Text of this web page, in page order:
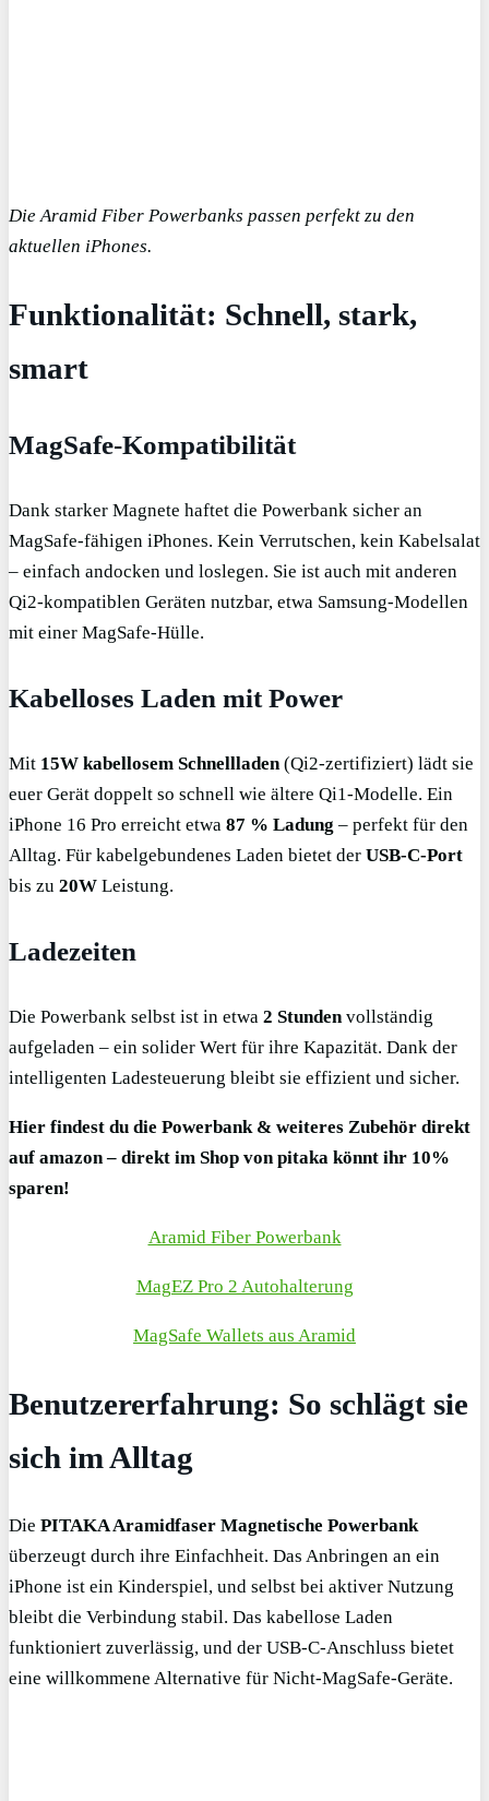
Die Aramid Fiber Powerbanks passen perfekt zu den
aktuellen iPhones.
Funktionalität: Schnell, stark,
smart
MagSafe-Kompatibilität
Dank starker Magnete haftet die Powerbank sicher an
MagSafe-fähigen iPhones. Kein Verrutschen, kein Kabelsalat
– einfach andocken und loslegen. Sie ist auch mit anderen
Qi2-kompatiblen Geräten nutzbar, etwa Samsung-Modellen
mit einer MagSafe-Hülle.
Kabelloses Laden mit Power
Mit 15W kabellosem Schnellladen(Qi2-zertifiziert) lädt sie
euer Gerät doppelt so schnell wie ältere Qi1-Modelle. Ein
iPhone 16 Pro erreicht etwa 87 % Ladung – perfekt für den
Alltag. Für kabelgebundenes Laden bietet der USB-C-Port
bis zu 20W Leistung.
Ladezeiten
Die Powerbank selbst ist in etwa 2 Stundenvollständig
aufgeladen – ein solider Wert für ihre Kapazität. Dank der
intelligenten Ladesteuerung bleibt sie effizient und sicher.
Hier findest du die Powerbank & weiteres Zubehör direkt
auf amazon – direkt im Shop von pitaka könnt ihr 10%
sparen!
Aramid Fiber Powerbank
MagEZ Pro 2 Autohalterung
MagSafe Wallets aus Aramid
Benutzererfahrung: So schlägt sie
sich im Alltag
Die PITAKA Aramidfaser Magnetische Powerbank
überzeugt durch ihre Einfachheit. Das Anbringen an ein
iPhone ist ein Kinderspiel, und selbst bei aktiver Nutzung
bleibt die Verbindung stabil. Das kabellose Laden
funktioniert zuverlässig, und der USB-C-Anschluss bietet
eine willkommene Alternative für Nicht-MagSafe-Geräte.